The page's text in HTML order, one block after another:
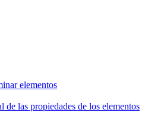
elementos
de las propiedades de los elementos